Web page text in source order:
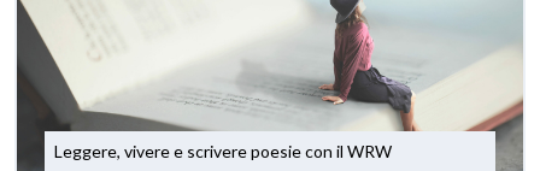
Leggere, vivere e scrivere poesie con il WRW